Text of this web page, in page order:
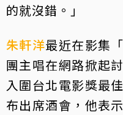
的就沒錯。」
朱軒洋最近在影集
團主唱在網路掀起
入圍台北電影獎最
布出席酒會，他表